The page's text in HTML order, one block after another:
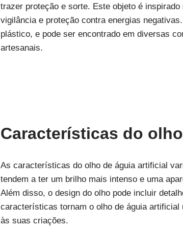
trazer proteção e sorte. Este objeto é
vigilância e proteção contra energias
plástico, e pode ser encontrado em diversas
artesanais.
Características do
As características do olho de águia artificial
tendem a ter um brilho mais intenso e uma
Além disso, o design do olho pode incluir
características tornam o olho de águia
às suas criações.